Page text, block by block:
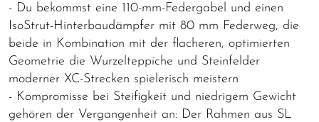
- Du bekommst eine 110-mm-Federgabel und einen
IsoStrut-Hinterbaudämpfer mit 80 mm Federweg, die
beide in Kombination mit der flacheren, optimierten
Geometrie die Wurzelteppiche und Steinfelder
moderner XC-Strecken spielerisch meistern
- Kompromisse bei Steifigkeit und niedrigem Gewicht
gehören der Vergangenheit an: Der Rahmen aus SL